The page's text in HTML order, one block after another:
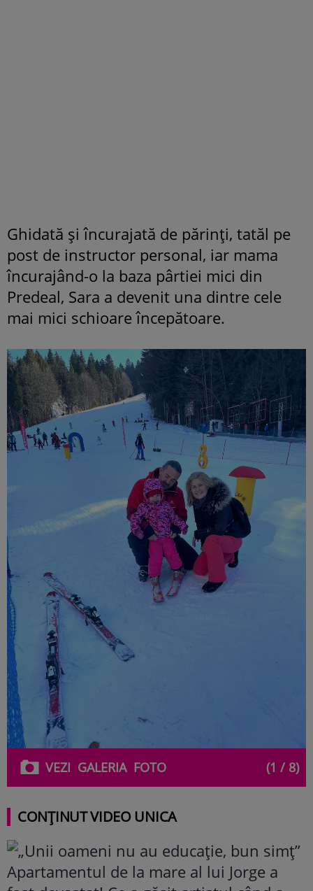
Ghidată și încurajată de părinți, tatăl pe
post de instructor personal, iar mama
încurajând-o la baza pârtiei mici din
Predeal, Sara a devenit una dintre cele
mai mici schioare începătoare.
VEZI GALERIAFOTO (1 / 8)
CONȚINUT VIDEO UNICA